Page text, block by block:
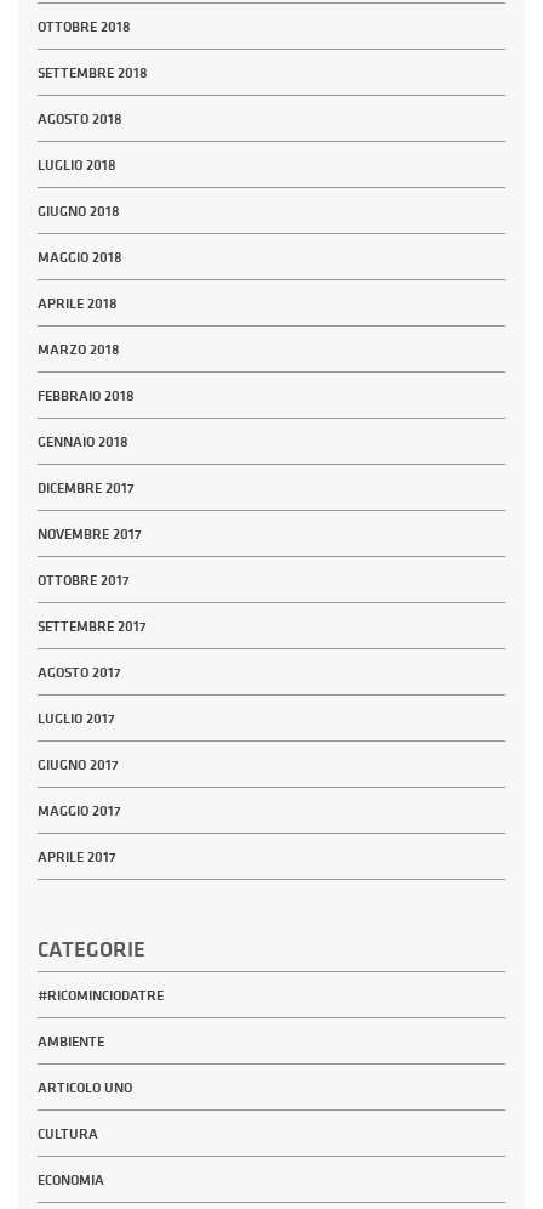
OTTOBRE 2018
SETTEMBRE 2018
AGOSTO 2018
LUGLIO 2018
GIUGNO 2018
MAGGIO 2018
APRILE 2018
MARZO 2018
FEBBRAIO 2018
GENNAIO 2018
DICEMBRE 2017
NOVEMBRE 2017
OTTOBRE 2017
SETTEMBRE 2017
AGOSTO 2017
LUGLIO 2017
GIUGNO 2017
MAGGIO 2017
APRILE 2017
CATEGORIE
#RICOMINCIODATRE
AMBIENTE
ARTICOLO UNO
CULTURA
ECONOMIA